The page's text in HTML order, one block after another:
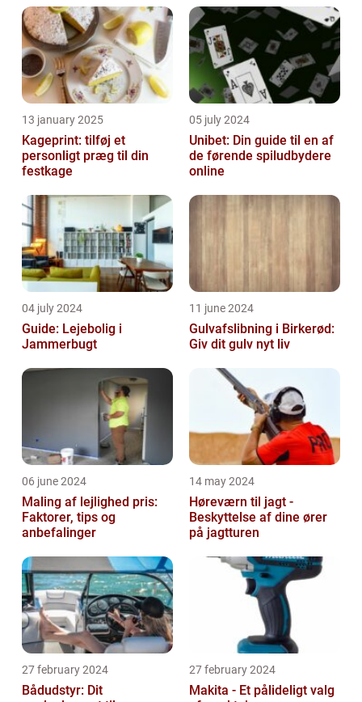
13 january 2025
Kageprint: tilføj et
personligt præg til din
festkage
05 july 2024
Unibet: Din guide til en af
de førende spiludbydere
online
04 july 2024
Guide: Lejebolig i
Jammerbugt
11 june 2024
Gulvafslibning i Birkerød:
Giv dit gulv nyt liv
06 june 2024
Maling af lejlighed pris:
Faktorer, tips og
anbefalinger
14 may 2024
Høreværn til jagt -
Beskyttelse af dine ører
på jagtturen
27 february 2024
Bådudstyr: Dit
27 february 2024
Makita - Et pålideligt valg